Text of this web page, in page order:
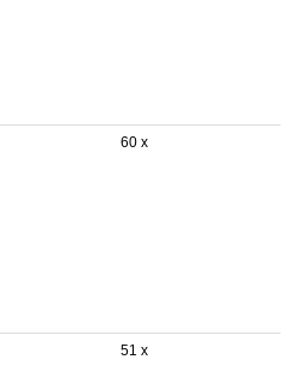
60 x
51 x